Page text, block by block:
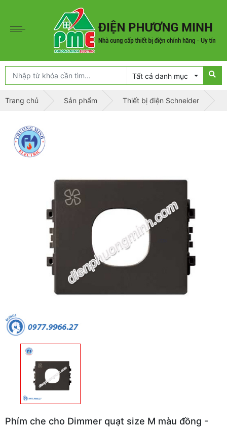
Tất cả danh mục
Trang chủ Sản phẩm Thiết bị điện Schneider
Phím che cho Dimmer quạt size M màu đồng -